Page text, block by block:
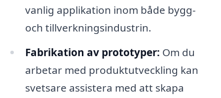
vanlig applikation inom både bygg-
och tillverkningsindustrin.
Fabrikation av prototyper: Om du
arbetar med produktutveckling kan
svetsare assistera med att skapa